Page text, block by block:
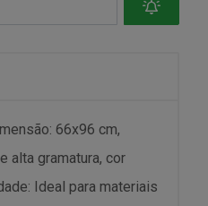
66x96 cm,
alta gramatura, cor
Ideal para materiais